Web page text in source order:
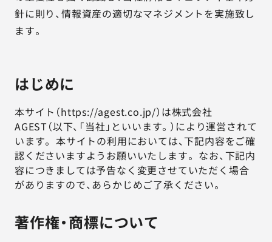
セミナー・イベント
品質コラム
会社情報
サービス詳細資料 見積・お問い合わせ
03-6865-4864
針に則り、情報資産の適切なマネジメントを実施致し
ます。
はじめに
本サイト（https://agest.co.jp/）は株式会社
AGEST（以下、「当社」といいます。）により運営されて
います。 本サイトの利用においては、下記内容をご確
認くださいますようお願いいたします。 なお、下記内
容につきましては予告なく変更させていただく場合
がありますので、あらかじめご了承ください。
著作権・商標について